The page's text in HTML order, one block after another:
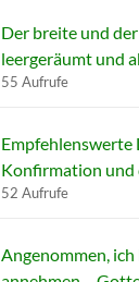
Der breite und
leergeräumt und
55 Aufrufe
Empfehlenswerte
Konfirmation
52 Aufrufe
Angenommen,